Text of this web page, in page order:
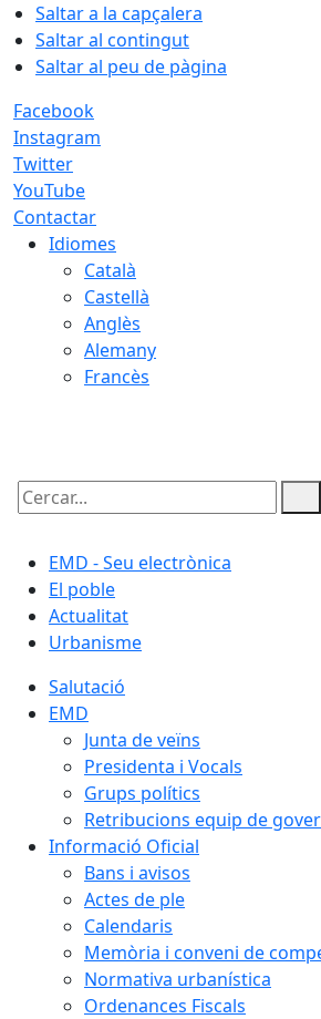
Saltar a la capçalera
Saltar al contingut
Saltar al peu de pàgina
Facebook
Instagram
Twitter
YouTube
Contactar
Idiomes
Català
Castellà
Anglès
Alemany
Francès
Cercar:
EMD - Seu electrònica
El poble
Actualitat
Urbanisme
Salutació
EMD
Junta de veïns
Presidenta i Vocals
Grups polítics
Retribucions equip de
Informació Oficial
Bans i avisos
Actes de ple
Calendaris
Memòria i conveni de
Normativa urbanística
Ordenances Fiscals